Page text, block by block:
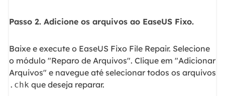
Passo 2. Adicione os arquivos ao EaseUS Fixo.
Baixe e execute o EaseUS Fixo File Repair. Selecione
o módulo "Reparo de Arquivos". Clique em "Adicionar
Arquivos" e navegue até selecionar todos os arquivos
.chk que deseja reparar.